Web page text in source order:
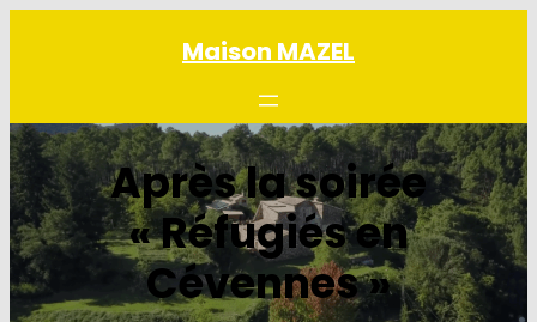
Maison MAZEL
Après la soirée
« Réfugiés en
Cévennes »